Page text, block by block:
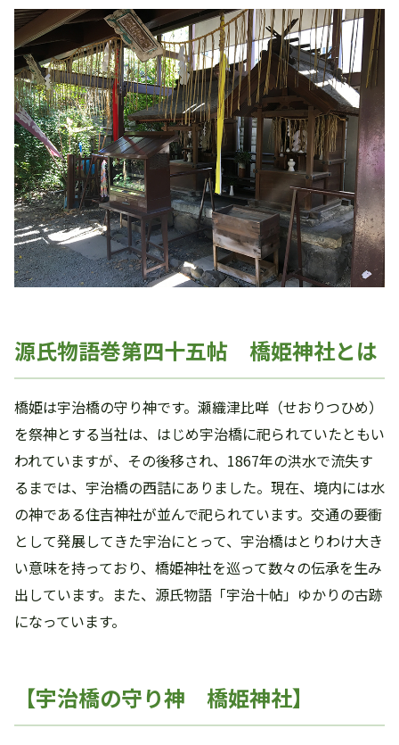
源氏物語巻第四十五帖 橋姫神社とは
橋姫は宇治橋の守り神です。瀬織津比咩（せおりつひめ）
を祭神とする当社は、はじめ宇治橋に祀られていたともい
われていますが、その後移され、1867年の洪水で流失す
るまでは、宇治橋の西詰にありました。現在、境内には水
の神である住吉神社が並んで祀られています。交通の要衝
として発展してきた宇治にとって、宇治橋はとりわけ大き
い意味を持っており、橋姫神社を巡って数々の伝承を生み
出しています。また、源氏物語「宇治十帖」ゆかりの古跡
になっています。
【宇治橋の守り神 橋姫神社】